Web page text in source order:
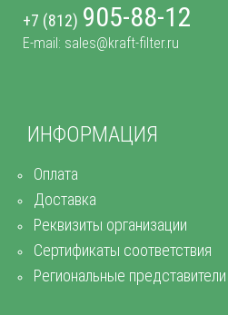
ИНФОРМАЦИЯ
Оплата
Доставка
Реквизиты организации
Сертификаты соответствия
Региональные представители
+7 (812) 905-88-12
E-mail: sales@kraft-filter.ru